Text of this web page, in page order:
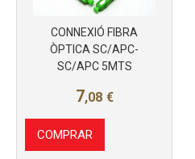
CONNEXIÓ FIBRA
ÒPTICA SC/APC-
SC/APC 5MTS
7,08 €
COMPRAR